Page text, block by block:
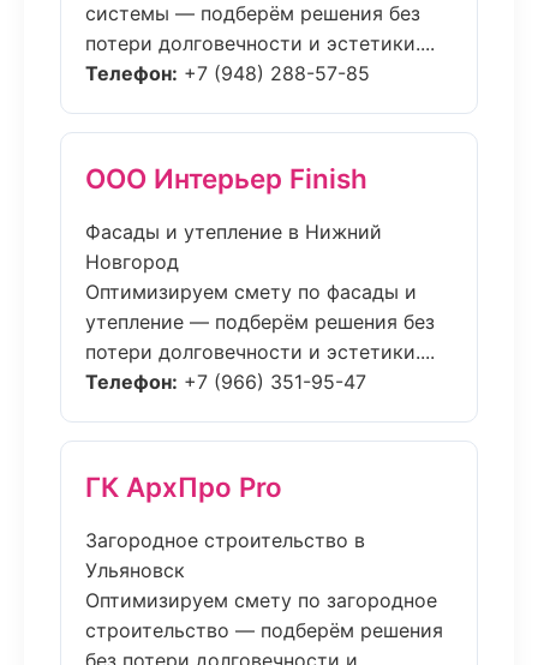
системы — подберём решения без
потери долговечности и эстетики....
Телефон: +7 (948) 288-57-85
ООО Интерьер Finish
Фасады и утепление в Нижний
Новгород
Оптимизируем смету по фасады и
утепление — подберём решения без
потери долговечности и эстетики....
Телефон: +7 (966) 351-95-47
ГК АрхПро Pro
Загородное строительство в
Ульяновск
Оптимизируем смету по загородное
строительство — подберём решения
без потери долговечности и